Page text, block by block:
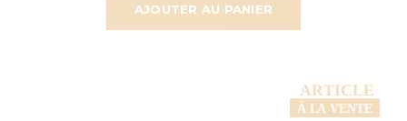
AJOUTER AU PANIER